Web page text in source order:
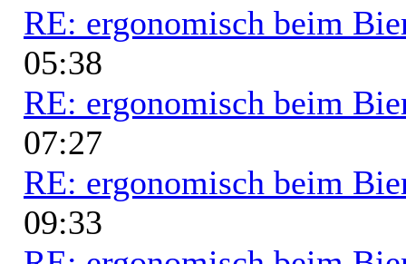
RE: ergonomisch beim
05:38
RE: ergonomisch beim
07:27
RE: ergonomisch beim
09:33